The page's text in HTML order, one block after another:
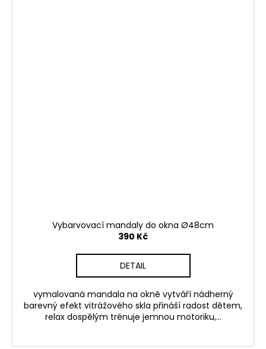
Vybarvovací mandaly do okna Ø48cm
390 Kč
DETAIL
vymalovaná mandala na okně vytváří nádherný
barevný efekt vitrážového skla přináší radost dětem,
relax dospělým trénuje jemnou motoriku,...